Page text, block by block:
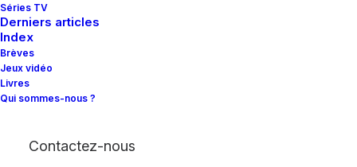
Séries TV
Derniers articles
Index
Brèves
Jeux vidéo
Livres
Qui sommes-nous ?
Contactez-nous